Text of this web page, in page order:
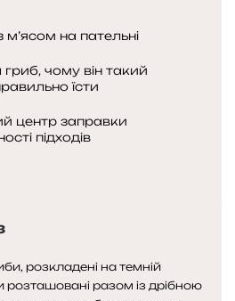
м’ясом на пательні
чому він такий
їсти
центр заправки
підходів